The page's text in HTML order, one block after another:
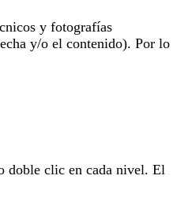
y fotografías
y/o el contenido). Por lo
doble clic en cada nivel. El